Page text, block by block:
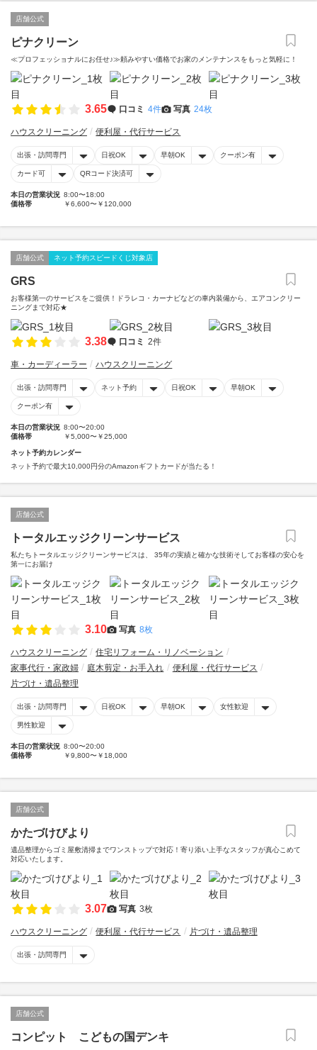
店舗公式
ピナクリーン
≪プロフェッショナルにお任せ♪≫頼みやすい価格でお家のメンテナンスをもっと気軽に！
3.65 口コミ 4件 写真 24枚
ハウスクリーニング 便利屋・代行サービス
出張・訪問専門 日祝OK 早朝OK クーポン有
カード可 QRコード決済可
本日の営業状況 8:00〜18:00
価格帯
￥6,600〜￥120,000
店舗公式 ネット予約スピードくじ対象店
GRS
お客様第一のサービスをご提供！ドラレコ・カーナビなどの車内装備から、エアコンクリー
ニングまで対応★
3.38 口コミ 2件
車・カーディーラー ハウスクリーニング
出張・訪問専門 ネット予約 日祝OK 早朝OK
クーポン有
本日の営業状況 8:00〜20:00
価格帯
￥5,000〜￥25,000
ネット予約カレンダー
ネット予約で最大10,000円分のAmazonギフトカードが当たる！
店舗公式
トータルエッジクリーンサービス
私たちトータルエッジクリーンサービスは、 35年の実績と確かな技術そしてお客様の安心を
第一にお届け
3.10 写真 8枚
ハウスクリーニング
住宅リフォーム・リノベーション
家事代行・家政婦
庭木剪定・お手入れ
便利屋・代行サービス
片づけ・遺品整理
出張・訪問専門 日祝OK 早朝OK 女性歓迎
男性歓迎
本日の営業状況 8:00〜20:00
価格帯
￥9,800〜￥18,000
店舗公式
かたづけびより
遺品整理からゴミ屋敷清掃までワンストップで対応！寄り添い上手なスタッフが真心こめて
対応いたします。
3.07 写真 3枚
ハウスクリーニング 便利屋・代行サービス 片づけ・遺品整理
出張・訪問専門
店舗公式
コンピット こどもの国デンキ